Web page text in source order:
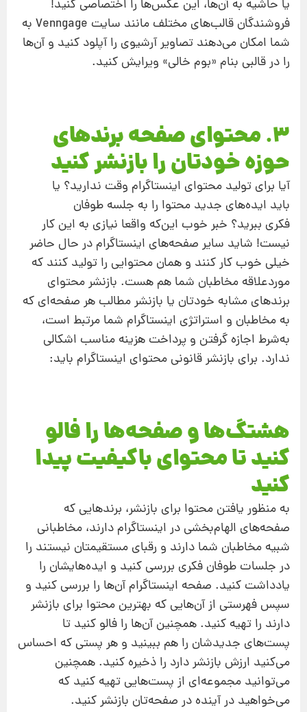
یا حاشیه‌ به آن‌ها، این عکس‌ها را اختصاصی کنید!
فروشندگان قالب‌های مختلف مانند سایت Venngage به
شما امکان می‌دهند تصاویر آرشیوی را آپلود کنید و آن‌ها
را در قالبی بنام «بوم خالی» ویرایش کنید.
3. محتوای صفحه برندهای
حوزه خودتان را بازنشر کنید
آیا برای تولید محتوای اینستاگرام وقت ندارید؟ یا
باید ایده‌های جدید محتوا را به جلسه طوفان
فکری ببرید؟ خبر خوب این‌که واقعا نیازی به این کار
نیست! شاید سایر صفحه‌های اینستاگرام در حال حاضر
خیلی خوب کار کنند و همان محتوایی را تولید ‌کنند که
موردعلاقه مخاطبان شما هم هست. بازنشر محتوای
برندهای مشابه خودتان یا بازنشر مطالب هر صفحه‌ای که
به مخاطبان و استراتژی اینستاگرام شما مرتبط است،
به‌شرط اجازه گرفتن و پرداخت هزینه مناسب اشکالی
ندارد. برای بازنشر قانونی محتوای اینستاگرام باید:
هشتگ‌ها و صفحه‌ها را فالو
کنید تا محتوای باکیفیت پیدا
کنید
به منظور یافتن محتوا برای بازنشر، برندهایی که
صفحه‌های الهام‌بخشی در اینستاگرام دارند، مخاطبانی
شبیه مخاطبان شما دارند و رقبای مستقیمتان نیستند را
در جلسات طوفان فکری بررسی کنید و ایده‌هایشان را
یادداشت کنید. صفحه‌ اینستاگرام آن‌ها را بررسی کنید و
سپس فهرستی از آن‌هایی که بهترین محتوا برای بازنشر
دارند را تهیه کنید. همچنین آن‌ها را فالو کنید تا
پست‌های جدیدشان را هم ببینید و هر پستی که احساس
می‌کنید ارزش بازنشر دارد را ذخیره کنید. همچنین
می‌توانید مجموعه‌ای از پست‌هایی تهیه کنید که
می‌خواهید در آینده در صفحه‌تان بازنشر کنید.